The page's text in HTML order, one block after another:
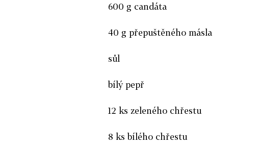
600 g candáta
40 g přepuštěného másla
sůl
bílý pepř
12 ks zeleného chřestu
8 ks bílého chřestu